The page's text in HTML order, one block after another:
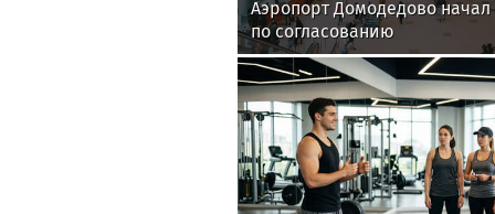
Аэропорт Домодедово
по согласованию